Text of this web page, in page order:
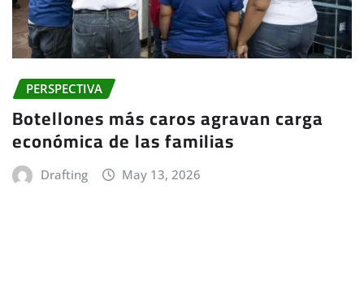
PERSPECTIVA
Botellones más caros agravan carga
económica de las familias
Drafting May 13, 2026